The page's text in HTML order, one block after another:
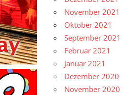
November 2021
Oktober 2021
September 2021
Februar 2021
Januar 2021
Dezember 2020
November 2020